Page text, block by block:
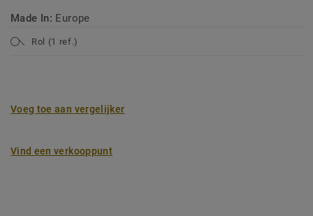
Made In: Europe
Rol (1 ref.)
Voeg toe aan vergelijker
Vind een verkooppunt